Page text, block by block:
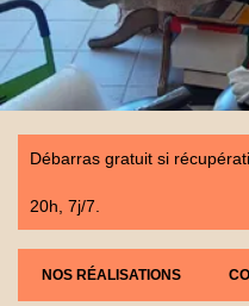
Débarras gratuit si
20h, 7j/7.
NOS RÉALISATIONS